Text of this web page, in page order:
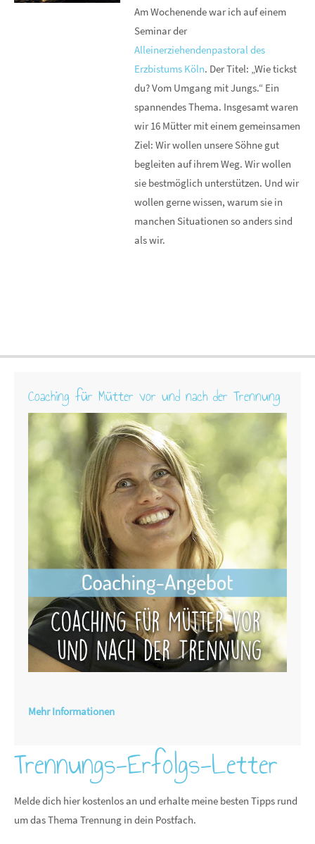
Am Wochenende war ich auf einem
Seminar der
Alleinerziehendenpastoral des
Erzbistums Köln. Der Titel: „Wie tickst
du? Vom Umgang mit Jungs.“ Ein
spannendes Thema. Insgesamt waren
wir 16 Mütter mit einem gemeinsamen
Ziel: Wir wollen unsere Söhne gut
begleiten auf ihrem Weg. Wir wollen
sie bestmöglich unterstützen. Und wir
wollen gerne wissen, warum sie in
manchen Situationen so anders sind
als wir.
Coaching für Mütter vor und nach der Trennung
Mehr Informationen
Trennungs-Erfolgs-Letter
Melde dich hier kostenlos an und erhalte meine besten Tipps rund
um das Thema Trennung in dein Postfach.